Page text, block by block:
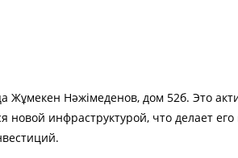
Жұмекен Нәжімеденов, дом 52б. Это
инфраструктурой, что делает